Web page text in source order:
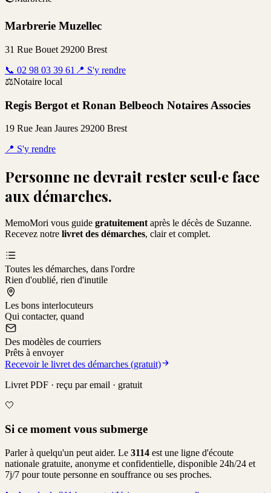
Marbrerie Muzellec
31 Rue Bouet 29200 Brest
📞 02 98 03 39 61 📍 S'y rendre
⚖️Notaire local
Regis Bergot et Ronan Belbeoch Notaires Associes
19 Rue Jean Jaures 29200 Brest
📍 S'y rendre
Personne ne devrait rester seul·e face
aux démarches.
MemoMori vous guide gratuitement après le décès de Suzanne.
Recevez notre livret des démarches, clair et complet.
Toutes les démarches, dans l'ordre
Rien d'oublié, rien d'inutile
Les bons interlocuteurs
Qui contacter, quand
Des modèles de courriers
Prêts à envoyer
Recevoir le livret des démarches (gratuit)
Livret PDF · reçu par email · gratuit
🤍
Si ce moment vous submerge
Parler à quelqu'un peut aider. Le 3114 est une ligne d'écoute
nationale gratuite, anonyme et confidentielle, disponible 24h/24 et
7j/7 pour toute personne en souffrance ou ses proches.